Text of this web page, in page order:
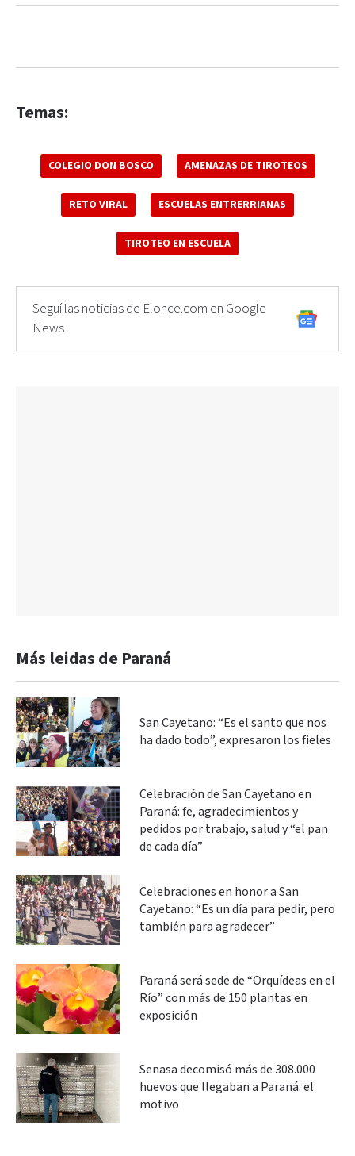
Temas:
COLEGIO DON BOSCO AMENAZAS DE TIROTEOS
RETO VIRAL ESCUELAS ENTRERRIANAS
TIROTEO EN ESCUELA
Seguí las noticias de Elonce.com en Google
News
Más leidas de Paraná
San Cayetano: “Es el santo que nos
ha dado todo”, expresaron los fieles
Celebración de San Cayetano en
Paraná: fe, agradecimientos y
pedidos por trabajo, salud y “el pan
de cada día”
Celebraciones en honor a San
Cayetano: “Es un día para pedir, pero
también para agradecer”
Paraná será sede de “Orquídeas en el
Río” con más de 150 plantas en
exposición
Senasa decomisó más de 308.000
huevos que llegaban a Paraná: el
motivo